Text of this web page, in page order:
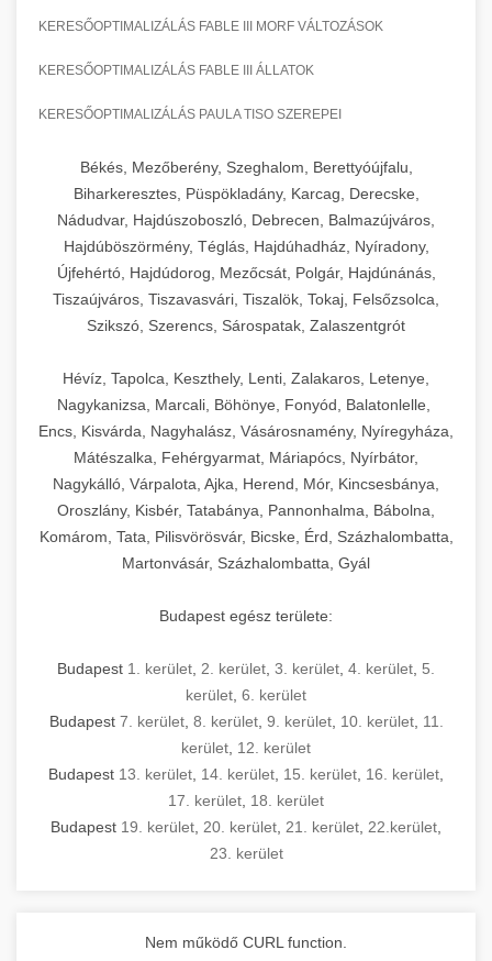
KERESŐOPTIMALIZÁLÁS FABLE III MORF VÁLTOZÁSOK
KERESŐOPTIMALIZÁLÁS FABLE III ÁLLATOK
KERESŐOPTIMALIZÁLÁS PAULA TISO SZEREPEI
Békés, Mezőberény, Szeghalom, Berettyóújfalu,
Biharkeresztes, Püspökladány, Karcag, Derecske,
Nádudvar, Hajdúszoboszló, Debrecen, Balmazújváros,
Hajdúböszörmény, Téglás, Hajdúhadház, Nyíradony,
Újfehértó, Hajdúdorog, Mezőcsát, Polgár, Hajdúnánás,
Tiszaújváros, Tiszavasvári, Tiszalök, Tokaj, Felsőzsolca,
Szikszó, Szerencs, Sárospatak, Zalaszentgrót
Hévíz, Tapolca, Keszthely, Lenti, Zalakaros, Letenye,
Nagykanizsa, Marcali, Böhönye, Fonyód, Balatonlelle,
Encs, Kisvárda, Nagyhalász, Vásárosnamény, Nyíregyháza,
Mátészalka, Fehérgyarmat, Máriapócs, Nyírbátor,
Nagykálló, Várpalota, Ajka, Herend, Mór, Kincsesbánya,
Oroszlány, Kisbér, Tatabánya, Pannonhalma, Bábolna,
Komárom, Tata, Pilisvörösvár, Bicske, Érd, Százhalombatta,
Martonvásár, Százhalombatta, Gyál
Budapest egész területe:
Budapest 1. kerület 2. kerület 3. kerület 4. kerület 5.
kerület 6. kerület
Budapest 7. kerület, 8. kerület, 9. kerület, 10. kerület, 11.
kerület 12. kerület
Budapest 13. kerület 14. kerület 15. kerület 16. kerület
17. kerület 18. kerület
Budapest 19. kerület 20. kerület 21. kerület 22.kerület
23. kerület
Nem működő CURL function.